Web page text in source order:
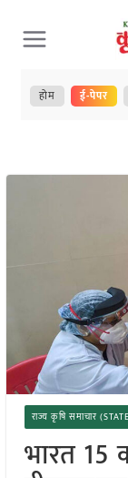
Skip
to
content
होम ई-पेपर
राज्य कृषि समाचार
भारत